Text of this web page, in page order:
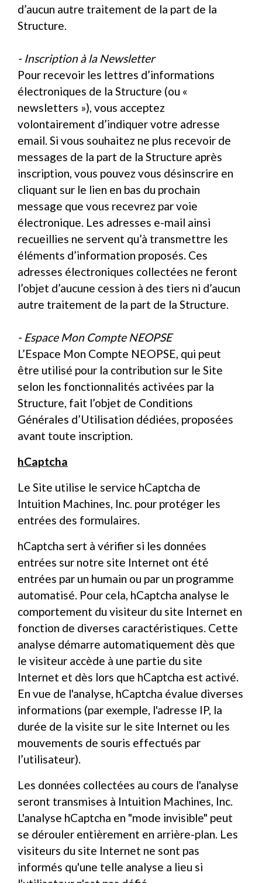
d’aucun autre traitement de la part de la
Structure.
- Inscription à la Newsletter
Pour recevoir les lettres d’informations
électroniques de la Structure (ou «
newsletters »), vous acceptez
volontairement d’indiquer votre adresse
email. Si vous souhaitez ne plus recevoir de
messages de la part de la Structure après
inscription, vous pouvez vous désinscrire en
cliquant sur le lien en bas du prochain
message que vous recevrez par voie
électronique. Les adresses e-mail ainsi
recueillies ne servent qu’à transmettre les
éléments d’information proposés. Ces
adresses électroniques collectées ne feront
l’objet d’aucune cession à des tiers ni d’aucun
autre traitement de la part de la Structure.
- Espace Mon Compte NEOPSE
L’Espace Mon Compte NEOPSE, qui peut
être utilisé pour la contribution sur le Site
selon les fonctionnalités activées par la
Structure, fait l’objet de Conditions
Générales d’Utilisation dédiées, proposées
avant toute inscription.
hCaptcha
Le Site utilise le service hCaptcha de
Intuition Machines, Inc. pour protéger les
entrées des formulaires.
hCaptcha sert à vérifier si les données
entrées sur notre site Internet ont été
entrées par un humain ou par un programme
automatisé. Pour cela, hCaptcha analyse le
comportement du visiteur du site Internet en
fonction de diverses caractéristiques. Cette
analyse démarre automatiquement dès que
le visiteur accède à une partie du site
Internet et dès lors que hCaptcha est activé.
En vue de l'analyse, hCaptcha évalue diverses
informations (par exemple, l'adresse IP, la
durée de la visite sur le site Internet ou les
mouvements de souris effectués par
l’utilisateur).
Les données collectées au cours de l'analyse
seront transmises à Intuition Machines, Inc.
L'analyse hCaptcha en "mode invisible" peut
se dérouler entièrement en arrière-plan. Les
visiteurs du site Internet ne sont pas
informés qu'une telle analyse a lieu si